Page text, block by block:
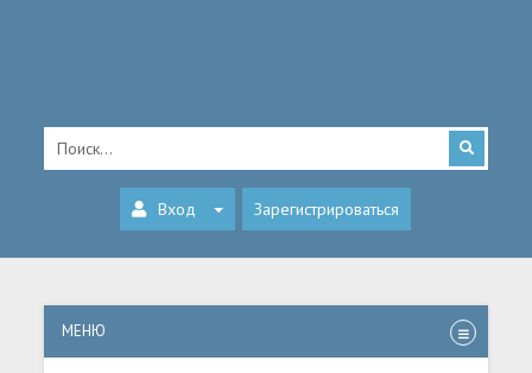
Вход Зарегистрироваться
МЕНЮ